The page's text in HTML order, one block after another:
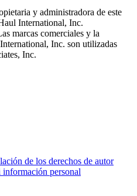
y administradora de este
International, Inc.
marcas comerciales y la
International, Inc. son utilizadas
Inc.
de los derechos de autor
personal